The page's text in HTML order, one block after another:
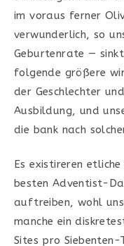
im voraus ferner
verwunderlich, so
Geburtenrate —
folgende größere
der Geschlechter
Ausbildung, und
die bank nach
Es existireren
besten Adventist-
auftreiben, wohl
manche ein
Sites pro